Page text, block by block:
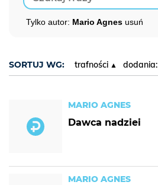
Tylko autor: Mario Agnes usuń
SORTUJ WG: trafności dodania:
MARIO AGNES
Dawca nadziei
MARIO AGNES